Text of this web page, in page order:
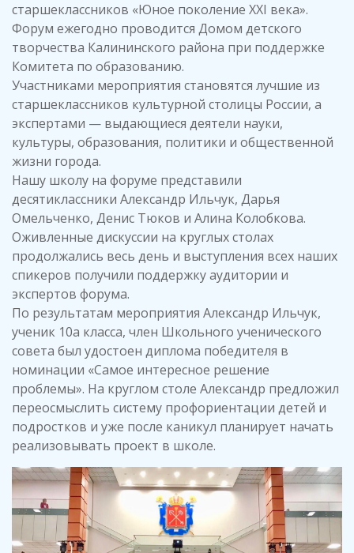
старшеклассников «Юное поколение XXI века».
Форум ежегодно проводится Домом детского
творчества Калининского района при поддержке
Комитета по образованию.
Участниками мероприятия становятся лучшие из
старшеклассников культурной столицы России, а
экспертами — выдающиеся деятели науки,
культуры, образования, политики и общественной
жизни города.
Нашу школу на форуме представили
десятиклассники Александр Ильчук, Дарья
Омельченко, Денис Тюков и Алина Колобкова.
Оживленные дискуссии на круглых столах
продолжались весь день и выступления всех наших
спикеров получили поддержку аудитории и
экспертов форума.
По результатам мероприятия Александр Ильчук,
ученик 10а класса, член Школьного ученического
совета был удостоен диплома победителя в
номинации «Самое интересное решение
проблемы». На круглом столе Александр предложил
переосмыслить систему профориентации детей и
подростков и уже после каникул планирует начать
реализовывать проект в школе.